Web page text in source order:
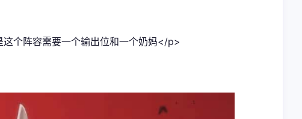
个阵容需要一个输出位和一个奶妈</p>